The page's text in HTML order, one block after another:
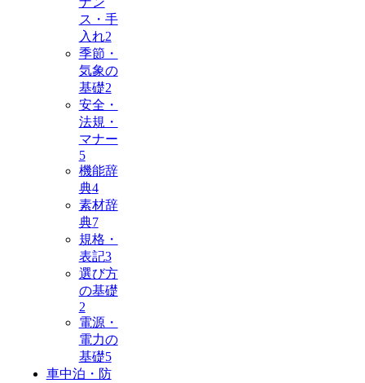
ス・手
入れ2
季節・
気象の
基礎2
安全・
法規・
マナー
5
機能辞
典4
素材辞
典7
規格・
表記3
選び方
の基礎
2
電源・
電力の
基礎5
車中泊・防